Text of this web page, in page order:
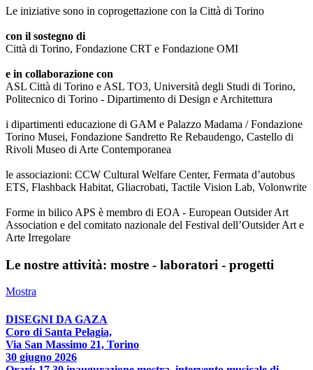
Le iniziative sono in coprogettazione con la Città di Torino
con il sostegno di
Città di Torino, Fondazione CRT e Fondazione OMI
e in collaborazione con
ASL Città di Torino e ASL TO3, Università degli Studi di Torino,
Politecnico di Torino - Dipartimento di Design e Architettura
i dipartimenti educazione di GAM e Palazzo Madama / Fondazione
Torino Musei, Fondazione Sandretto Re Rebaudengo, Castello di
Rivoli Museo di Arte Contemporanea
le associazioni: CCW Cultural Welfare Center, Fermata d’autobus
ETS, Flashback Habitat, Gliacrobati, Tactile Vision Lab, Volonwrite
Forme in bilico APS è membro di EOA - European Outsider Art
Association e del comitato nazionale del Festival dell’Outsider Art e
Arte Irregolare
Le nostre attività: mostre - laboratori - progetti
Mostra
DISEGNI DA GAZA
Coro di Santa Pelagia,
Via San Massimo 21, Torino
30 giugno 2026